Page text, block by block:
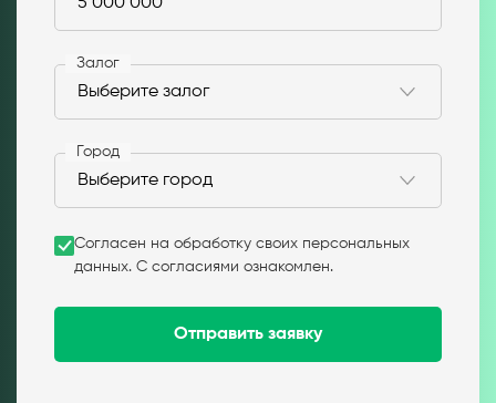
Залог
Город
Согласен на обработку своих персональных
данных. С согласиями ознакомлен.
Отправить заявку